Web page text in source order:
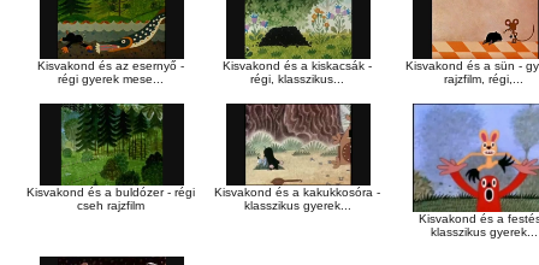
Kisvakond és az esernyő -
régi gyerek mese...
Kisvakond és a kiskacsák -
régi, klasszikus...
Kisvakond és a sün -
rajzfilm, régi,...
Kisvakond és a buldózer - régi
cseh rajzfilm
Kisvakond és a kakukkosóra -
klasszikus gyerek...
Kisvakond és a
klasszikus gyerek...